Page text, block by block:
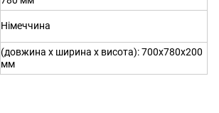
Німеччина
(довжина x ширина x висота): 700х780х200
мм